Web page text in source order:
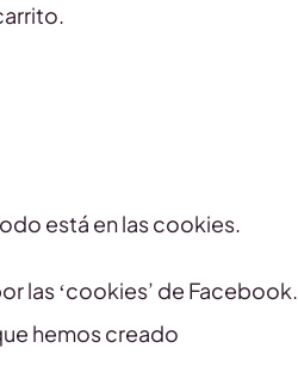
está en las cookies.
las ‘cookies’ de Facebook.
hemos creado